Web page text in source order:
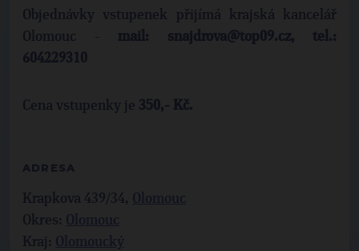
Objednávky vstupenek přijímá krajská kancelář
Olomouc - mail: snajdrova@top09.cz, tel.:
604229310
Cena vstupenky je 350,- Kč.
ADRESA
Krapkova 439/34,
Okres:
Kraj: